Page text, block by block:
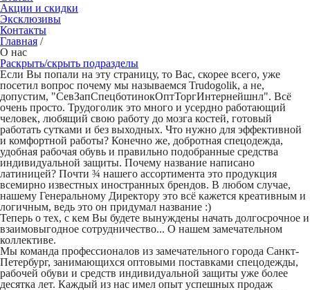
Акции и скидки
Эксклюзивы
Контакты
Главная /
О нас
Раскрыть/скрыть подразделы
Если Вы попали на эту страницу, то Вас, скорее всего, уже
посетил вопрос почему мы называемся Trudogolik, а не,
допустим, "СевЗапСпецботинокОптТоргИнтернейшнл". Всё
очень просто. Трудоголик это много и усердно работающий
человек, любящий свою работу до мозга костей, готовый
работать сутками и без выходных. Что нужно для эффективной
и комфортной работы? Конечно же, добротная спецодежда,
удобная рабочая обувь и правильно подобранные средства
индивидуальной защиты. Почему название написано
латиницей? Почти ¾ нашего ассортимента это продукция
всемирно известных иностранных брендов. В любом случае,
нашему Генеральному Директору это всё кажется креативным и
логичным, ведь это он придумал название :)
Теперь о тех, с кем Вы будете вынуждены начать долгосрочное и
взаимовыгодное сотрудничество... О нашем замечательном
коллективе.
Мы команда профессионалов из замечательного города Санкт-
Петербург, занимающихся оптовыми поставками спецодежды,
рабочей обуви и средств индивидуальной защиты уже более
десятка лет. Каждый из нас имел опыт успешных продаж